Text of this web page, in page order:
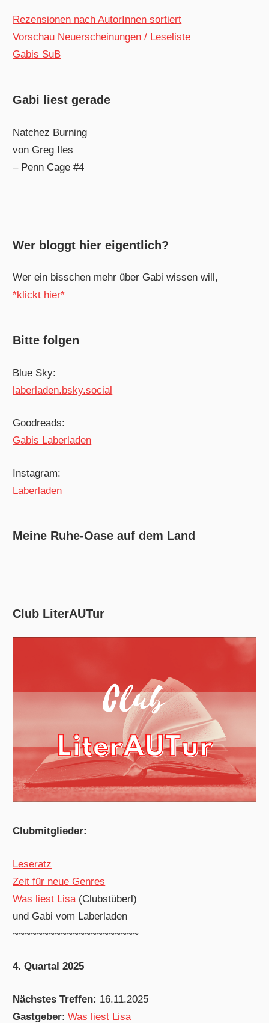
Rezensionen nach AutorInnen sortiert
Vorschau Neuerscheinungen / Leseliste
Gabis SuB
Gabi liest gerade
Natchez Burning
von Greg Iles
– Penn Cage #4
Wer bloggt hier eigentlich?
Wer ein bisschen mehr über Gabi wissen will,
*klickt hier*
Bitte folgen
Blue Sky:
laberladen.bsky.social
Goodreads:
Gabis Laberladen
Instagram:
Laberladen
Meine Ruhe-Oase auf dem Land
Club LiterAUTur
Clubmitglieder:
Leseratz
Zeit für neue Genres
Was liest Lisa (Clubstüberl)
und Gabi vom Laberladen
~~~~~~~~~~~~~~~~~~~~~
4. Quartal 2025
Nächstes Treffen: 16.11.2025
Gastgeber:Was liest Lisa